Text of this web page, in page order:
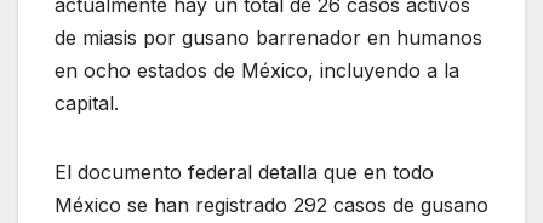
de miasis por gusano barrenador en humanos
en ocho estados de México, incluyendo a la
capital.
El documento federal detalla que en todo
México se han registrado 292 casos de gusano